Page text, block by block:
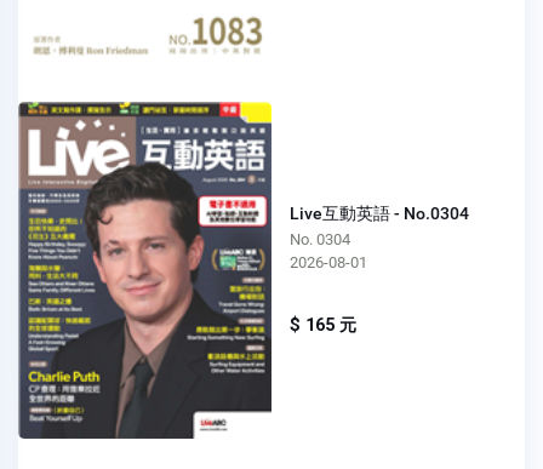
Live互動英語 - No.0304
No. 0304
2026-08-01
$ 165 元